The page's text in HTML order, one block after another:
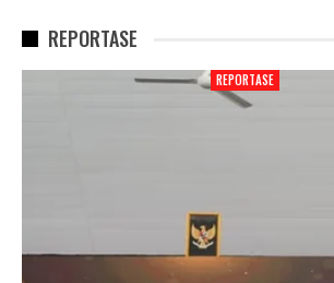
REPORTASE